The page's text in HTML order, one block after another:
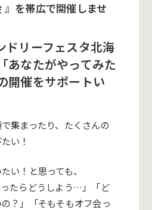
』を帯広で開催しませ
ドリーフェスタ北海
あなたがやってみた
開催をサポートい
集まったり、たくさんの
い！
い！と思っても、
ったらどうしよう…」「ど
？」「そもそもオフ会っ